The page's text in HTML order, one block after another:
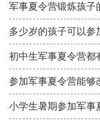
军事夏令营锻炼孩子
多少岁的孩子可以参
初中生军事夏令营都
参加军事夏令营能够
小学生暑期参加军事